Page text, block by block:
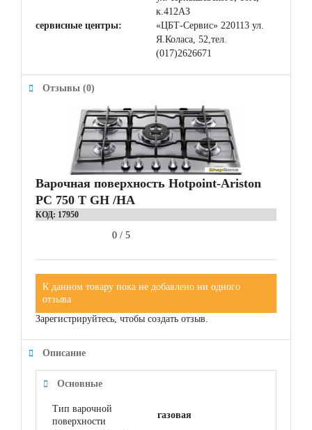
к.412АЗ
сервисные центры:
«ЦБТ-Сервис» 220113 ул.
Я.Коласа, 52,тел.
(017)2626671
Отзывы (0)
Варочная поверхность Hotpoint-Ariston
PC 750 T GH /HA
КОД: 17950
0 / 5
К данном товару пока не добавлено ни одного
отзыва
Зарегистрируйтесь, чтобы создать отзыв.
Описание
Основные
Тип варочной
поверхности
газовая